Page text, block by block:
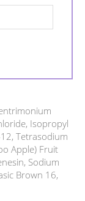
Isopropyl
Tetrasodium
Apple) Fruit
Sodium
Brown 16,